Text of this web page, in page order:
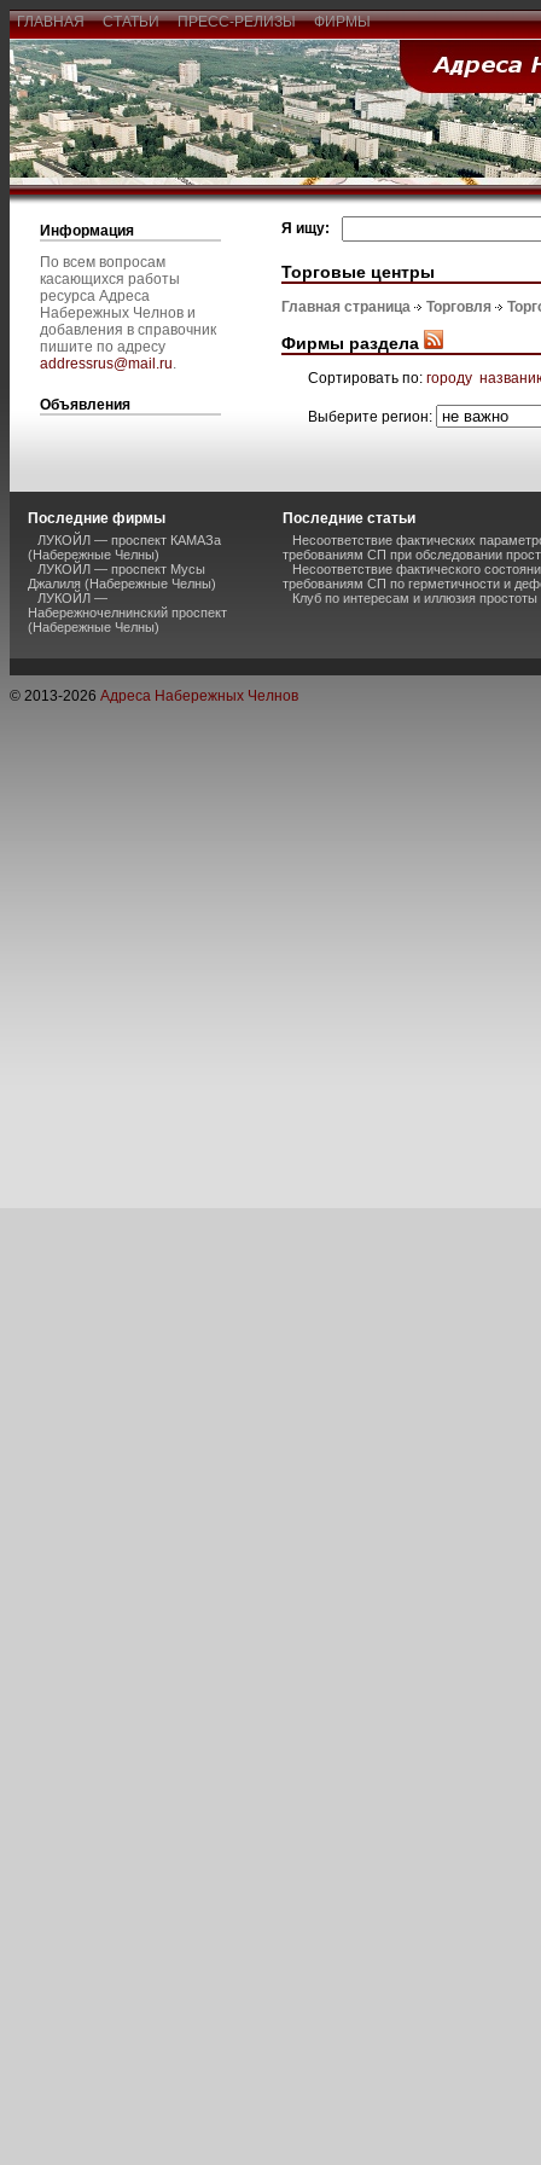
ГЛАВНАЯ СТАТЬИ ПРЕСС-РЕЛИЗЫ ФИРМЫ
Информация
По всем вопросам
касающихся работы
ресурса Адреса
Набережных Челнов и
добавления в справочник
пишите по адресу
addressrus@mail.ru.
Объявления
Я ищу:
Торговые центры
Главная страница Торговля
Фирмы раздела
Сортировать по: городу
Выберите регион:
Последние фирмы
ЛУКОЙЛ — проспект КАМАЗа
(Набережные Челны)
ЛУКОЙЛ — проспект Мусы
Джалиля (Набережные Челны)
ЛУКОЙЛ —
Набережночелнинский проспект
(Набережные Челны)
Последние статьи
Несоответствие фактических
требованиям СП при обследовании
Несоответствие фактического
требованиям СП по герметичности и
Клуб по интересам и иллюзия простоты
© 2013-2026 Адреса Набережных Челнов